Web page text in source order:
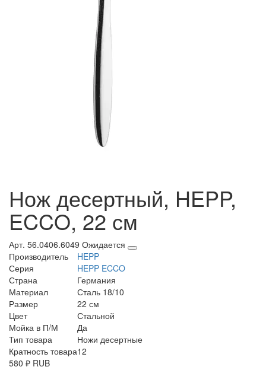
Нож десертный, HEPP,
ECCO, 22 см
Арт. 56.0406.6049 Ожидается
Производитель
HEPP
Серия
HEPP ECCO
Страна
Германия
Материал
Сталь 18/10
Размер
22 см
Цвет
Стальной
Мойка в П/М
Да
Тип товара
Ножи десертные
Кратность товара12
580 ₽ RUB